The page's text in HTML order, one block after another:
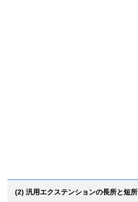
(2) 汎用エクステンションの長所と短所